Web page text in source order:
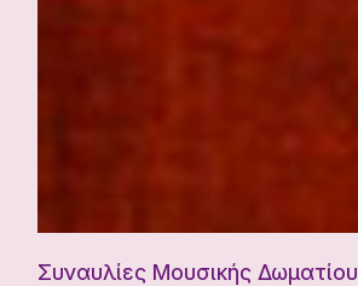
Συναυλίες Μουσικής Δωματίου